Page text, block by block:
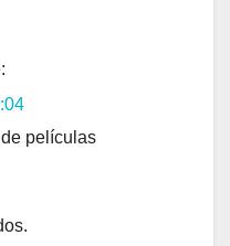
películas